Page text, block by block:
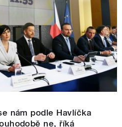
nám podle Havlíčka
ne, říká